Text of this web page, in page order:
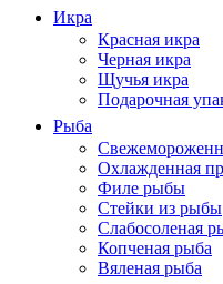
Икра
Красная икра
Черная икра
Щучья икра
Подарочная
Рыба
Охлажденная
Филе рыбы
Стейки из рыбы
Слабосоленая
Копченая рыба
Вяленая рыба